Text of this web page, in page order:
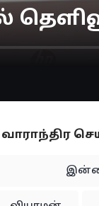
வாராந்திர